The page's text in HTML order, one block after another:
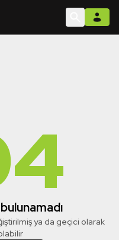
ya da geçici olarak